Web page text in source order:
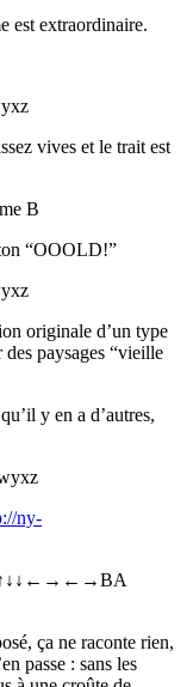
est extraordinaire.
vives et le trait est
B
“OOOLD!”
originale d’un type
paysages “vieille
y en a d’autres,
ny-
↑↑↓↓←→←→BA
ça ne raconte rien,
passe : sans les